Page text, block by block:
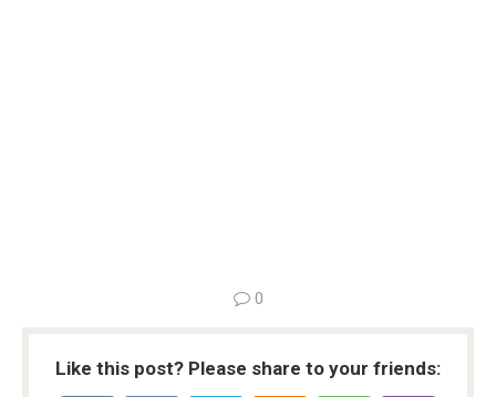
0
Like this post? Please share to your friends: